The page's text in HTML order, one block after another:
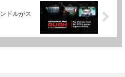
ドルがス